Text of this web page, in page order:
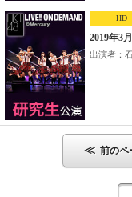
HD
2019年3
出演者：
≪ 前のペ